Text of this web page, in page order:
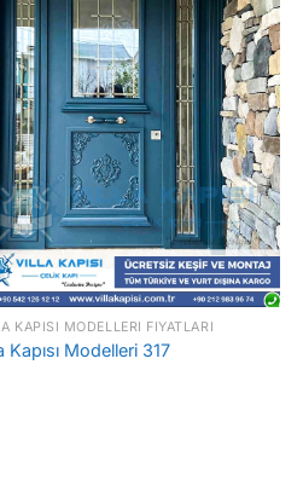
KAPISI MODELLERI FIYATLARI
Kapısı Modelleri 317